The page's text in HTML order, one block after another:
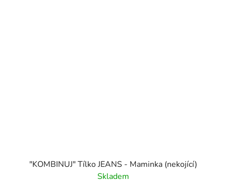
"KOMBINUJ" Tílko JEANS - Maminka (nekojící)
Skladem